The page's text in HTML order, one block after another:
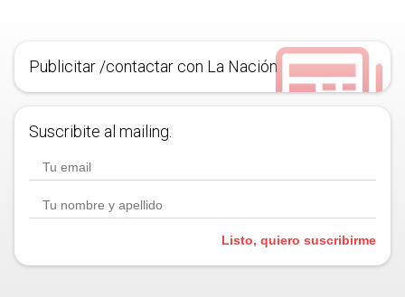
Publicitar /contactar con La Nación
Suscribite al mailing.
Listo, quiero suscribirme